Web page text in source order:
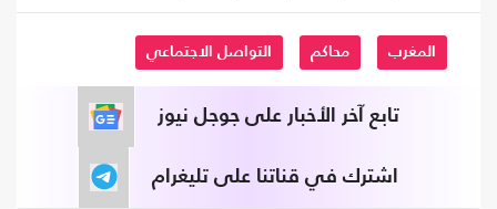
المغرب محاكم التواصل الاجتماعي
تابع آخر الأخبار على جوجل نيوز
اشترك في قناتنا على تليغرام